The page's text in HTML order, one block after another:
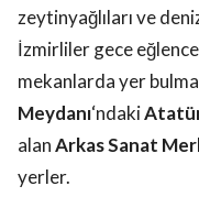
zeytinyağlıları ve
İzmirliler gece
mekanlarda yer
Meydanı‘ndaki
alanArkas Sanat
yerler.